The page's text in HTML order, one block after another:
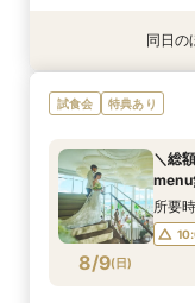
8/8(土)
オン
特典あり
8/8(土)
【2件
典付フ
特典あり
8/8(土)
【パ
婚相談
同日の
試食会 特典あり
8/9(日)
＼総
menu
所要